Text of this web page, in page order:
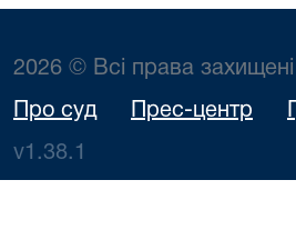
2026 © Всі права захищені
Про суд Прес-центр
v1.38.1